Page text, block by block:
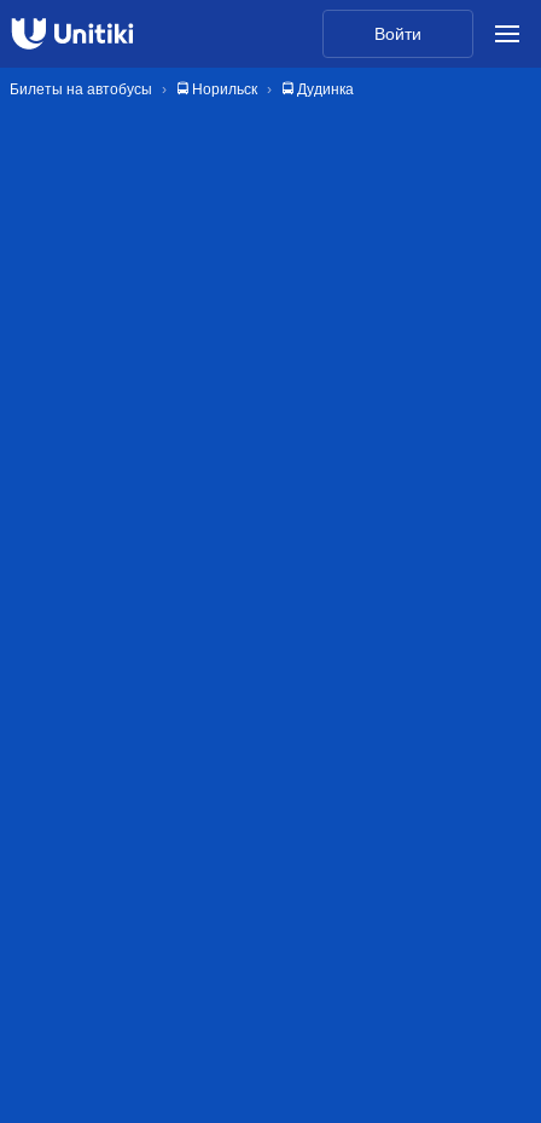
Войти
Билеты на автобусы 🚍 Норильск 🚍 Дудинка